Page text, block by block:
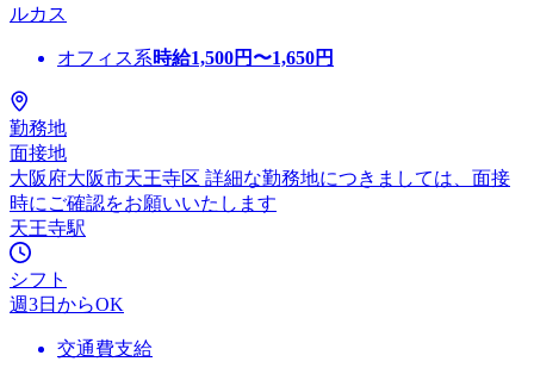
ルカス
オフィス系時給1,500円〜1,650円
勤務地
面接地
大阪府大阪市天王寺区 詳細な勤務地につきましては、面接
時にご確認をお願いいたします
天王寺駅
シフト
週3日からOK
交通費支給